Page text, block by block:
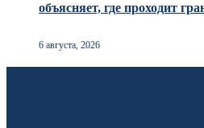
объясняет, где проходит
6 августа, 2026